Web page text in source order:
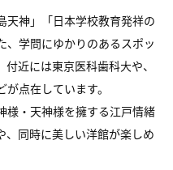
天神」「日本学校教育発祥の
、学問にゆかりのあるスポッ
近には東京医科歯科大や、
点在しています。
様・天神様を擁する江戸情緒
、同時に美しい洋館が楽しめ